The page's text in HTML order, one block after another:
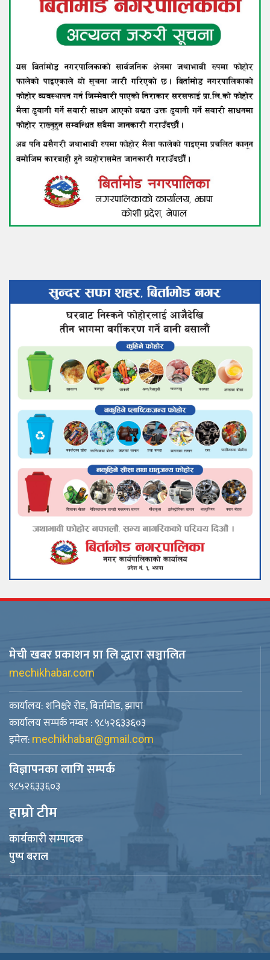
मेची खबर प्रकाशन प्रा लि द्धारा सञ्चालित
mechikhabar.com
कार्यालय: शनिश्चरे रोड, बिर्तामोड, झापा
कार्यालय सम्पर्क नम्बर : ९८५२६३३६०३
इमेल: mechikhabar@gmail.com
विज्ञापनका लागि सम्पर्क
९८५२६३३६०३
हाम्रो टीम
कार्यकारी सम्पादक
पुष्प बराल